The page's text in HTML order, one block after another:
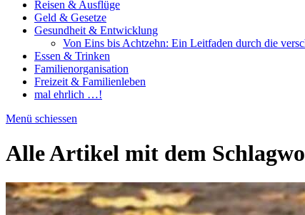
Reisen & Ausflüge
Geld & Gesetze
Gesundheit & Entwicklung
Von Eins bis Achtzehn: Ein Leitfaden durch die
Essen & Trinken
Familienorganisation
Freizeit & Familienleben
mal ehrlich …!
Menü schiessen
Alle Artikel mit dem